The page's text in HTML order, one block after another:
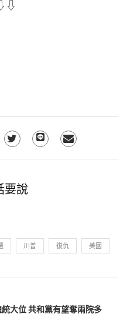
要說
川普 復仇 美國
大位 共和黨有望奪兩院多